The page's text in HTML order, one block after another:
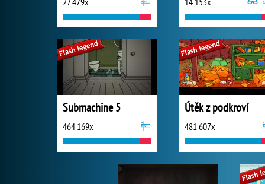
Submachine 5
464 169x
Útěk z podkroví
481 607x